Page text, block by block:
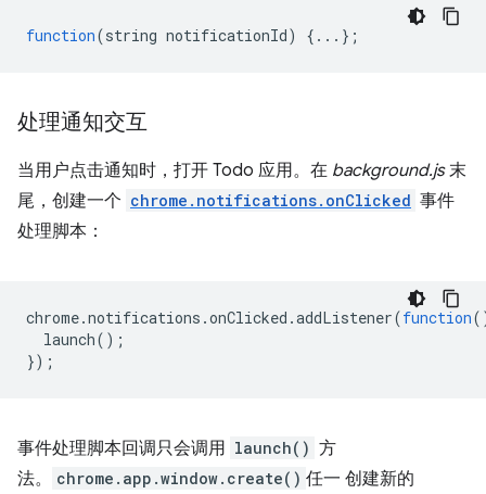
function(string notificationId) {...};
处理通知交互
当用户点击通知时，打开 Todo 应用。在 background.js末
尾，创建一个 chrome.notifications.onClicked 事件
处理脚本：
chrome.notifications .onClicked .addListener(function
launch();
});
事件处理脚本回调只会调用 launch() 方
法。
chrome.app.window.create() 任一 创建新的